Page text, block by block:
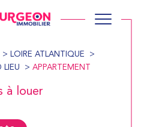
LOIRE ATLANTIQUE
LIEU
APPARTEMENT
à louer